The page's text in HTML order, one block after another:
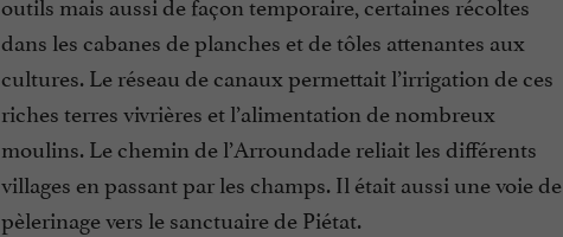
dans les cabanes de planches et de tôles attenantes aux
cultures. Le réseau de canaux permettait l’irrigation de ces
riches terres vivrières et l’alimentation de nombreux
moulins. Le chemin de l’Arroundade reliait les différents
villages en passant par les champs. Il était aussi une voie de
pèlerinage vers le sanctuaire de Piétat.